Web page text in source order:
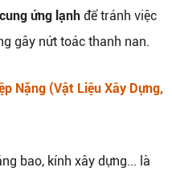
ứng lạnh để tránh việc
gây nứt toác thanh nan.
Nặng (Vật Liệu Xây Dựng,
bao, kính xây dựng... là